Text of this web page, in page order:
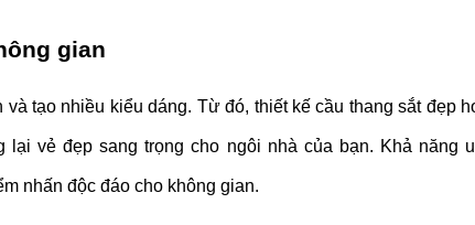
gian
và tạo nhiều kiểu dáng. Từ đó, thiết kế cầu thang sắt đẹp
lại vẻ đẹp sang trọng cho ngôi nhà của bạn. Khả năng
nhấn độc đáo cho không gian.